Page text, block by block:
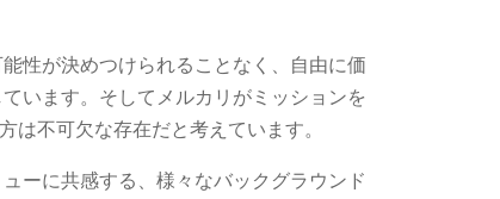
性が決めつけられることなく、自由に価
います。そしてメルカリがミッションを
は不可欠な存在だと考えています。
ーに共感する、様々なバックグラウンド